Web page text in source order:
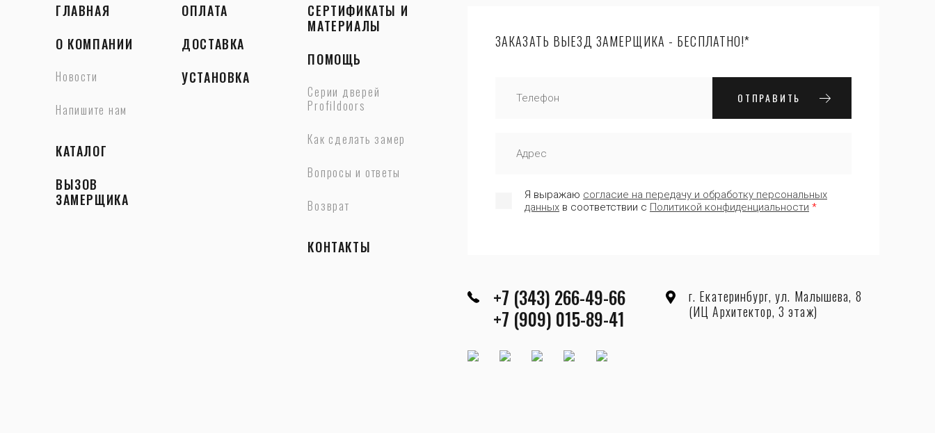
ГЛАВНАЯ
О КОМПАНИИ
Новости
Напишите нам
КАТАЛОГ
ВЫЗОВ
ЗАМЕРЩИКА
ОПЛАТА
ДОСТАВКА
УСТАНОВКА
СЕРТИФИКАТЫ И
МАТЕРИАЛЫ
ПОМОЩЬ
Серии дверей
Profildoors
Как сделать замер
Вопросы и ответы
Возврат
КОНТАКТЫ
ЗАКАЗАТЬ ВЫЕЗД ЗАМЕРЩИКА - БЕСПЛАТНО!*
Я выражаю согласие на передачу и обработку персональных
данных в соответствии с Политикой конфиденциальности *
ОТПРАВИТЬ
+7 (343) 266-49-66
+7 (909) 015-89-41
г. Екатеринбург, ул. Малышева, 8
(ИЦ Архитектор, 3 этаж)